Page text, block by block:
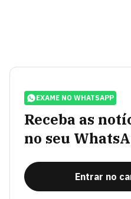
EXAME NO WHATSAPP
Receba as
no seu
Entrar no